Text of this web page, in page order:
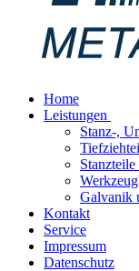
Home
Leistungen
Stanz-,
Galvanik
Kontakt
Service
Impressum
Datenschutz